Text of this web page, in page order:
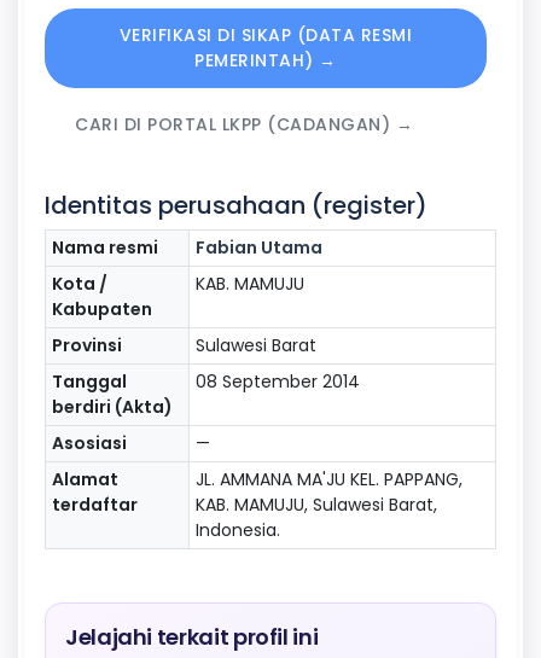
VERIFIKASI DI SIKAP (DATA RESMI
PEMERINTAH) →
CARI DI PORTAL LKPP (CADANGAN) →
Identitas perusahaan (register)
Nama resmi
Fabian Utama
Kota /
Kabupaten
KAB. MAMUJU
Provinsi
Sulawesi Barat
Tanggal
berdiri (Akta)
08 September 2014
Asosiasi
—
Alamat
terdaftar
JL. AMMANA MA'JU KEL. PAPPANG,
KAB. MAMUJU, Sulawesi Barat,
Indonesia.
Jelajahi terkait profil ini